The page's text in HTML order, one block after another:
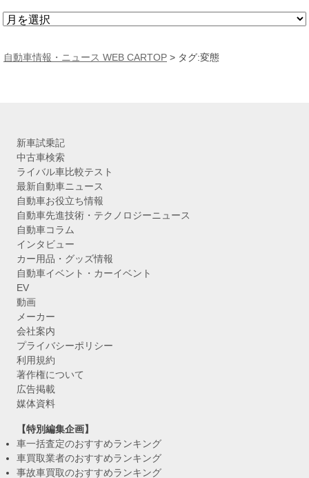
ア
カ
自動車情報・ニュース WEB CARTOP > タグ:変態
新車試乗記
中古車検索
ライバル車比較テスト
最新自動車ニュース
自動車お役立ち情報
自動車先進技術・テクノロジーニュース
自動車コラム
インタビュー
カー用品・グッズ情報
自動車イベント・カーイベント
EV
動画
メーカー
会社案内
プライバシーポリシー
利用規約
著作権について
広告掲載
媒体資料
【特別編集企画】
車一括査定のおすすめランキング
車買取業者のおすすめランキング
事故車買取のおすすめランキング